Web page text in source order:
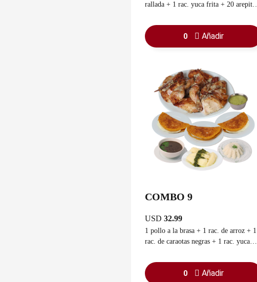
rallada + 1 rac. yuca frita + 20 arepitas
0 Añadir
COMBO 9
USD 32.99
1 pollo a la brasa + 1 rac. de arroz + 1
rac. de caraotas negras + 1 rac. yuca
guasacaca
0 Añadir